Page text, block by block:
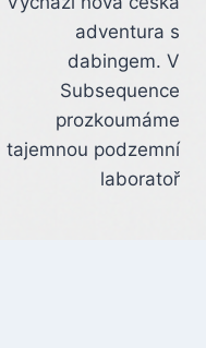
adventura s
dabingem. V
Subsequence
prozkoumáme
tajemnou podzemní
laboratoř